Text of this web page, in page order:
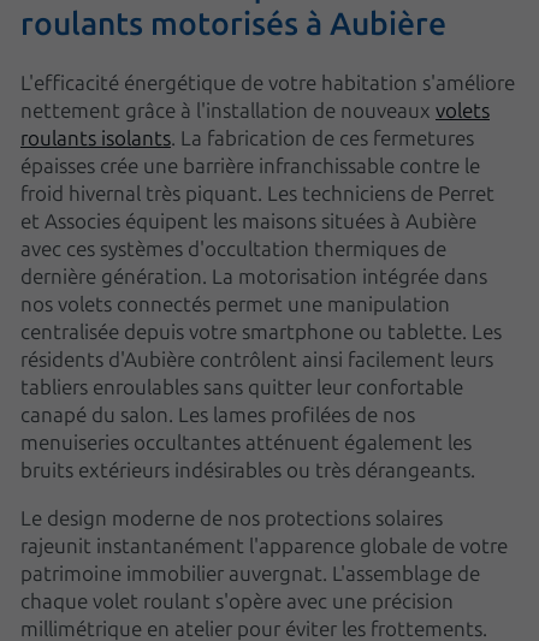
roulants motorisés à Aubière
L'efficacité énergétique de votre habitation s'améliore
nettement grâce à l'installation de nouveaux volets
roulants isolants . La fabrication de ces fermetures
épaisses crée une barrière infranchissable contre le
froid hivernal très piquant. Les techniciens de Perret
et Associes équipent les maisons situées à Aubière
avec ces systèmes d'occultation thermiques de
dernière génération. La motorisation intégrée dans
nos volets connectés permet une manipulation
centralisée depuis votre smartphone ou tablette. Les
résidents d'Aubière contrôlent ainsi facilement leurs
tabliers enroulables sans quitter leur confortable
canapé du salon. Les lames profilées de nos
menuiseries occultantes atténuent également les
bruits extérieurs indésirables ou très dérangeants.
Le design moderne de nos protections solaires
rajeunit instantanément l'apparence globale de votre
patrimoine immobilier auvergnat. L'assemblage de
chaque volet roulant s'opère avec une précision
millimétrique en atelier pour éviter les frottements.